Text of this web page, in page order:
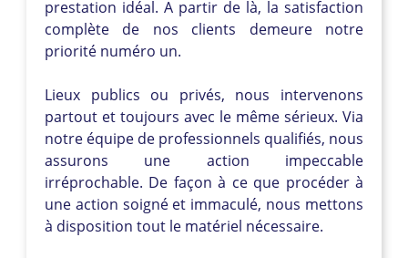
prestation idéal. A partir de là, la satisfaction
complète de nos clients demeure notre
priorité numéro un.
Lieux publics ou privés, nous intervenons
partout et toujours avec le même sérieux. Via
notre équipe de professionnels qualifiés, nous
assurons une action impeccable
irréprochable. De façon à ce que procéder à
une action soigné et immaculé, nous mettons
à disposition tout le matériel nécessaire.